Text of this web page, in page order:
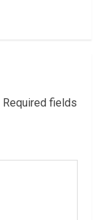
Required fields